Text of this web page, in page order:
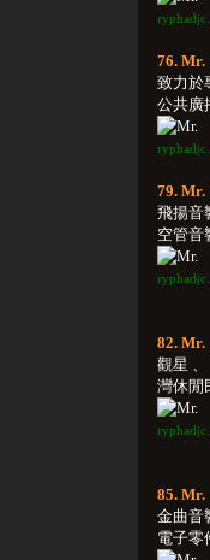
76. Mr.
致力於
公共廣
79. Mr.
飛揚音
空管音
82. Mr.
觀星
灣休閒
85. Mr.
金曲音
電子零